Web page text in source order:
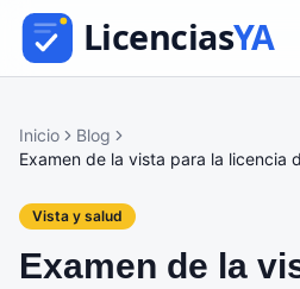
Inicio
Blog
Examen de la vista para la licencia
Vista y salud
Examen de la